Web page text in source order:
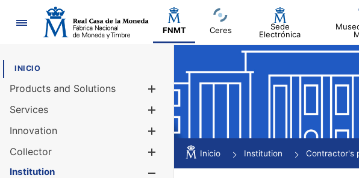
Navigation
FNMT Ceres
Sede
Electrónica
INICIO
Products and Solutions
Services
Innovation
Collector
Show/Hide
Institution
Inicio Institution Contractor's